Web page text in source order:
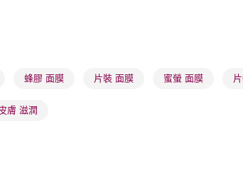
取
蜂膠 面膜 片裝 面膜 蜜螢 面膜
膚 滋潤